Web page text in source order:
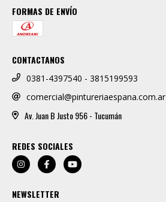
FORMAS DE ENVÍO
CONTACTANOS
0381-4397540 - 3815199593
comercial@pintureriaespana.com.ar
Av. Juan B Justo 956 - Tucumán
REDES SOCIALES
NEWSLETTER